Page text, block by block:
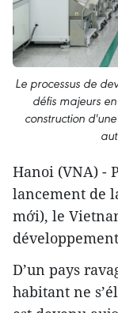
Le processus de
défis majeurs
construction
Hanoi (VNA) -
lancement de
mới), le
D’un pays
habitant ne